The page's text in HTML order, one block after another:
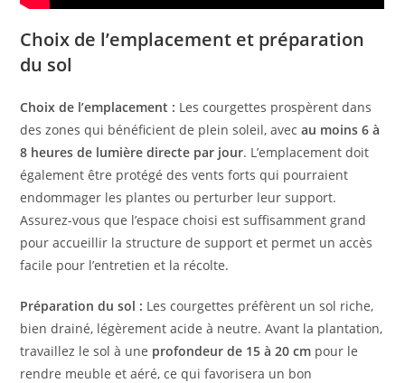
Choix de l’emplacement et préparation
du sol
Choix de l’emplacement : Les courgettes prospèrent dans
des zones qui bénéficient de plein soleil, avecau moins 6 à
8 heures de lumière directe par jour. L’emplacement doit
également être protégé des vents forts qui pourraient
endommager les plantes ou perturber leur support.
Assurez-vous que l’espace choisi est suffisamment grand
pour accueillir la structure de support et permet un accès
facile pour l’entretien et la récolte.
Préparation du sol : Les courgettes préfèrent un sol riche,
bien drainé, légèrement acide à neutre. Avant la plantation,
travaillez le sol à une profondeur de 15 à 20 cm pour le
rendre meuble et aéré, ce qui favorisera un bon